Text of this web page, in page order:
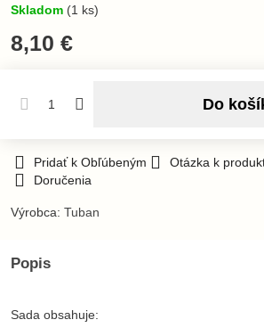
Skladom (1 ks)
8,10 €
Do
Pridať k Obľúbeným Otázka k
Doručenia
Výrobca: Tuban
Popis
Sada obsahuje: